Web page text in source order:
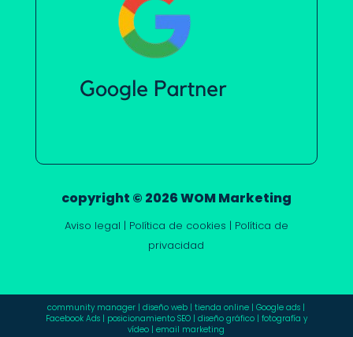
copyright © 2026 WOM Marketing
Aviso legal | Política de cookies | Política de
privacidad
community manager |diseño web |tienda online |Google ads |
Facebook Ads| posicionamiento SEO| diseño gráfico| fotografía y
vídeo |email marketing